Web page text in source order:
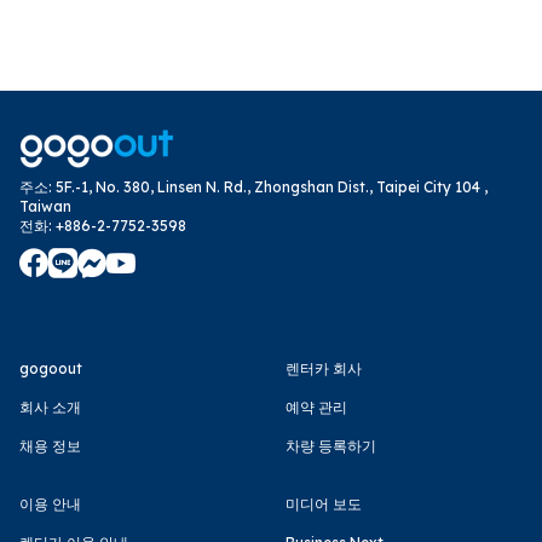
borne by the customer.
【Important Notes】
There may be slight differences in the
If it becomes difficult to provide the
reserved vehicle type due to
accident or maintenance, we may
lower class. In such cases, we will either
주소: 5F.-1, No. 380, Linsen N. Rd., Zhongshan Dist., Taipei City 104 ,
Taiwan
전화: +886-2-7752-3598
gogoout
회사 소개
채용 정보
렌터카 회사
예약 관리
차량 등록하기
이용 안내 미디어 보도